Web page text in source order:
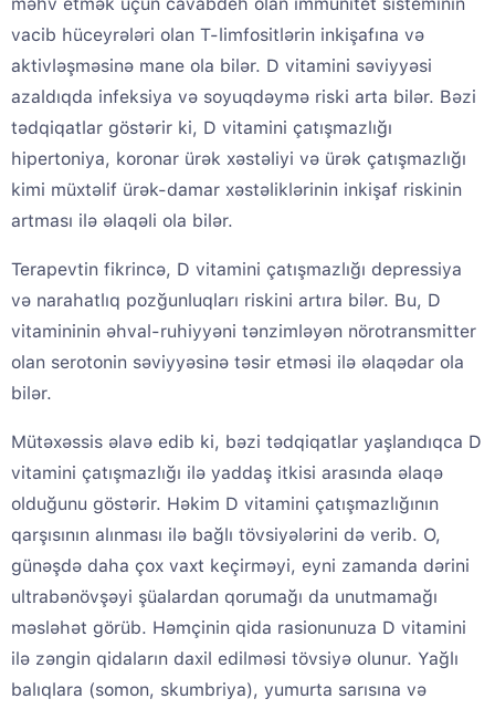
məhv etmək üçün cavabdeh olan immunitet sisteminin
vacib hüceyrələri olan T-limfositlərin inkişafına və
aktivləşməsinə mane ola bilər. D vitamini səviyyəsi
azaldıqda infeksiya və soyuqdəymə riski arta bilər. Bəzi
tədqiqatlar göstərir ki, D vitamini çatışmazlığı
hipertoniya, koronar ürək xəstəliyi və ürək çatışmazlığı
kimi müxtəlif ürək-damar xəstəliklərinin inkişaf riskinin
artması ilə əlaqəli ola bilər.
Terapevtin fikrincə, D vitamini çatışmazlığı depressiya
və narahatlıq pozğunluqları riskini artıra bilər. Bu, D
vitamininin əhval-ruhiyyəni tənzimləyən nörotransmitter
olan serotonin səviyyəsinə təsir etməsi ilə əlaqədar ola
bilər.
Mütəxəssis əlavə edib ki, bəzi tədqiqatlar yaşlandıqca D
vitamini çatışmazlığı ilə yaddaş itkisi arasında əlaqə
olduğunu göstərir. Həkim D vitamini çatışmazlığının
qarşısının alınması ilə bağlı tövsiyələrini də verib. O,
günəşdə daha çox vaxt keçirməyi, eyni zamanda dərini
ultrabənövşəyi şüalardan qorumağı da unutmamağı
məsləhət görüb. Həmçinin qida rasionunuza D vitamini
ilə zəngin qidaların daxil edilməsi tövsiyə olunur. Yağlı
balıqlara (somon, skumbriya), yumurta sarısına və